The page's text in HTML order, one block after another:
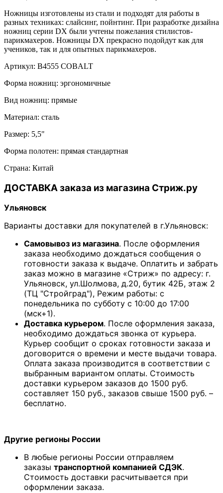
Ножницы изготовлены из стали и подходят для работы в
разных техниках: слайсинг, пойнтинг. При разработке дизайна
ножниц серии DX были учтены пожелания стилистов-
парикмахеров. Ножницы DX прекрасно подойдут как для
учеников, так и для опытных парикмахеров.
Артикул: B4555 COBALT
Форма ножниц: эргономичные
Вид ножниц: прямые
Материал: сталь
Размер: 5,5"
Форма полотен: прямая стандартная
Страна: Китай
ДОСТАВКА заказа из магазина Стриж.ру
Ульяновск
Варианты доставки для покупателей в г.Ульяновск:
Самовывоз из магазина. После оформления
заказа необходимо дождаться сообщения о
готовности заказа к выдаче. Оплатить и забрать
заказ можно в магазине «Стриж» по адресу: г.
Ульяновск, ул.Шолмова, д.20, бутик 42Б, этаж 2
(ТЦ "Стройград"), Режим работы: с
понедельника по субботу с 10:00 до 17:00
(мск+1).
Доставка курьером. После оформления заказа,
необходимо дождаться звонка от курьера.
Курьер сообщит о сроках готовности заказа и
договорится о времени и месте выдачи товара.
Оплата заказа производится в соответствии с
выбранным вариантом оплаты. Стоимость
доставки курьером заказов до 1500 руб.
составляет 150 руб., заказов свыше 1500 руб. –
бесплатно.
Другие регионы России
В любые регионы России отправляем
заказы транспортной компанией СДЭК.
Стоимость доставки расчитывается при
оформлении заказа.